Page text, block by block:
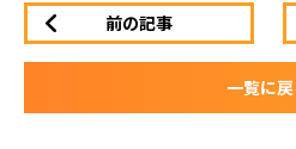
前の記事
一覧に